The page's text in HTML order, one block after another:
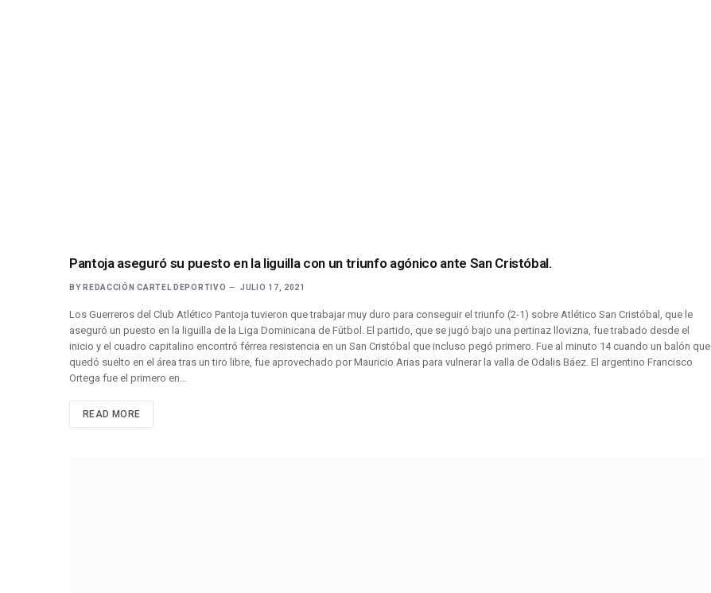
Pantoja aseguró su puesto en la liguilla con un triunfo agónico ante San Cristóbal.
BY REDACCIÓN CARTEL DEPORTIVO JULIO 17, 2021
Los Guerreros del Club Atlético Pantoja tuvieron que trabajar muy duro para conseguir el triunfo (2-1) sobre Atlético San Cristóbal, que le
aseguró un puesto en la liguilla de la Liga Dominicana de Fútbol. El partido, que se jugó bajo una pertinaz llovizna, fue trabado desde el
inicio y el cuadro capitalino encontró férrea resistencia en un San Cristóbal que incluso pegó primero. Fue al minuto 14 cuando un balón que
quedó suelto en el área tras un tiro libre, fue aprovechado por Mauricio Arias para vulnerar la valla de Odalis Báez. El argentino Francisco
Ortega fue el primero en…
READ MORE